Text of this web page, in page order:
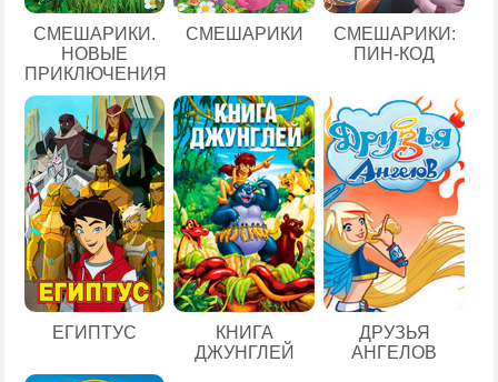
СМЕШАРИКИ.
НОВЫЕ
ПРИКЛЮЧЕНИЯ
СМЕШАРИКИ
СМЕШАРИКИ:
ПИН-КОД
ЕГИПТУС
КНИГА
ДЖУНГЛЕЙ
ДРУЗЬЯ
АНГЕЛОВ